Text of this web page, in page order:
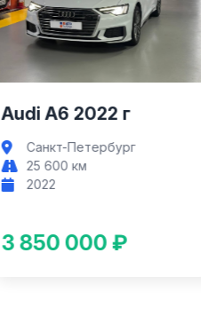
Audi A6
Audi A6 2022 г
Санкт-Петербург
25 600 км
2022
3 850 000 ₽